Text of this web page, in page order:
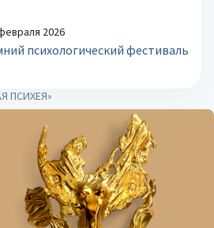
2026
психологический фестиваль
ПСИХЕЯ»